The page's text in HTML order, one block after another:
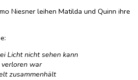
Niesner leihen Matilda und Quinn ihre
Licht nicht sehen kann
war
zusammenhält